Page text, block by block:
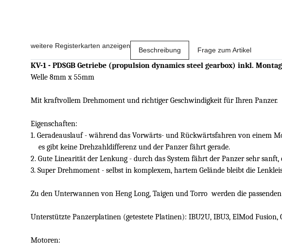
weitere Registerkarten anzeigen
Beschreibung Frage zum Artikel
KV-1 - PDSGB Getriebe (propulsion dynamics steel gearbox) inkl.
Welle 8mm x 55mm
Mit kraftvollem Drehmoment und richtiger Geschwindigkeit für Ihren Panzer.
Eigenschaften:
1. Geradeauslauf - während das Vorwärts- und Rückwärtsfahren von einem
es gibt keine Drehzahldifferenz und der Panzer fährt gerade.
2. Gute Linearität der Lenkung - durch das System fährt der Panzer sehr
3. Super Drehmoment - selbst in komplexem, hartem Gelände bleibt die
Zu den Unterwannen von Heng Long, Taigen und Torro werden die
Unterstützte Panzerplatinen (getestete Platinen): IBU2U, IBU3, ElMod Fusion,
Motoren: